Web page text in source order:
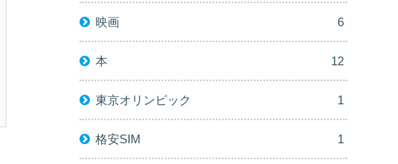
映画 6
本 12
東京オリンピック 1
格安SIM 1